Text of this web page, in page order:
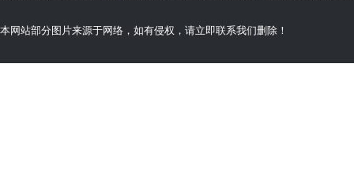
本网站部分图片来源于网络，如有侵权，请立即联系我们删除！